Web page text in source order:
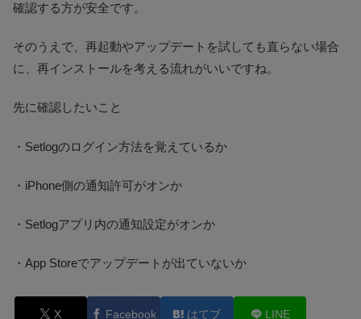
確認する方が安全です。
そのうえで、再起動やアップデートを試しても直らない場合
に、再インストールを考える流れがいいですね。
先に確認したいこと
・Setlogのログイン方法を覚えているか
・iPhone側の通知許可がオンか
・Setlogアプリ内の通知設定がオンか
・App Storeでアップデートが出ていないか
・iPhoneの再起動を試したか
X Facebook はてブ LINE